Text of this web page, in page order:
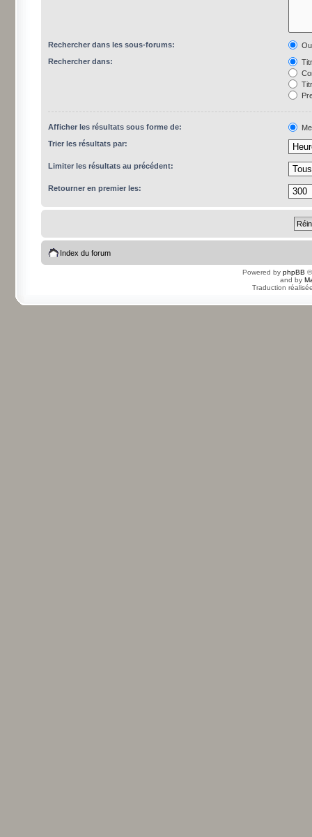
Rechercher dans les sous-forums:
Rechercher dans:
Afficher les résultats sous forme de:
Trier les résultats par:
Limiter les résultats au précédent:
Retourner en premier les:
Index du forum
Powered by phpBB
and by
Traduction